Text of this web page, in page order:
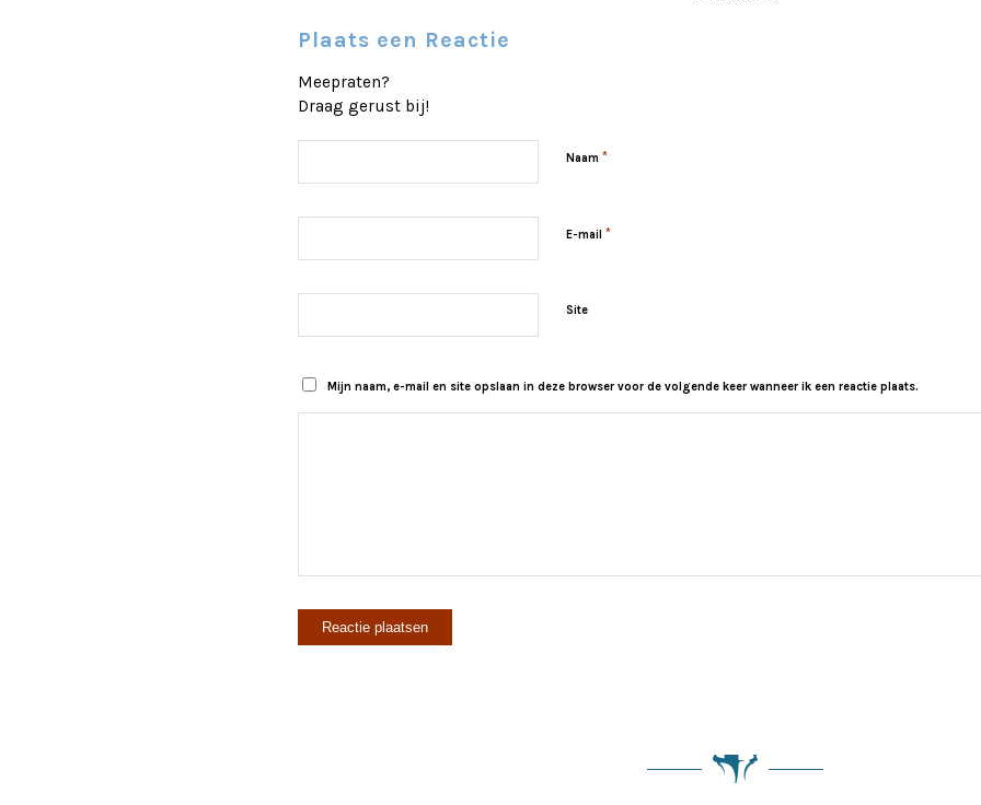
Plaats een Reactie
Meepraten?
Draag gerust bij!
Naam *
E-mail *
Site
Mijn naam, e-mail en site opslaan in deze browser voor de volgende keer wanneer ik een reactie plaats.